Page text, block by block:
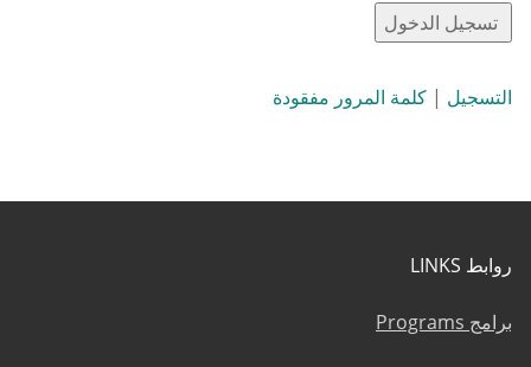
التسجيل | كلمة المرور مفقودة
روابط LINKS
برامج Programs